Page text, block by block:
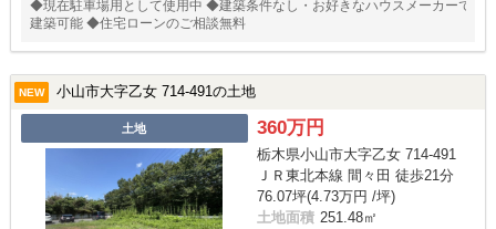
◆現在駐車場用として使用中 ◆建築条件なし・お好きなハウスメーカーで
建築可能 ◆住宅ローンのご相談無料
NEW 小山市大字乙女 714-491の土地
土地 360万円
栃木県小山市大字乙女 714-491
ＪＲ東北本線 間々田 徒歩21分
76.07坪(4.73万円 /坪)
土地面積 251.48㎡